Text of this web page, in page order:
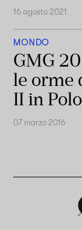
16 agosto 2021
MONDO
GMG
le orme
II in
07 marzo 2016